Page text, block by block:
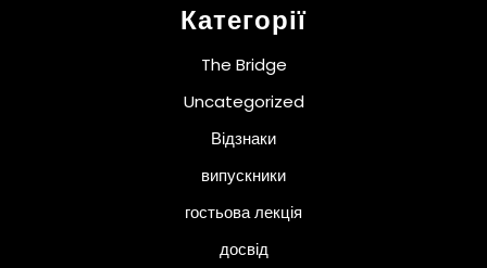
Категорії
The Bridge
Uncategorized
Відзнаки
випускники
гостьова лекція
досвід